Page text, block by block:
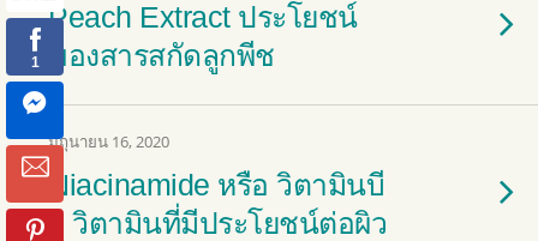
Peach Extract ประโยชน์
ของสารสกัดลูกพีช
มิถุนายน 16, 2020
Niacinamide หรือ วิตามินบี
3 วิตามินที่มีประโยชน์ต่อผิว